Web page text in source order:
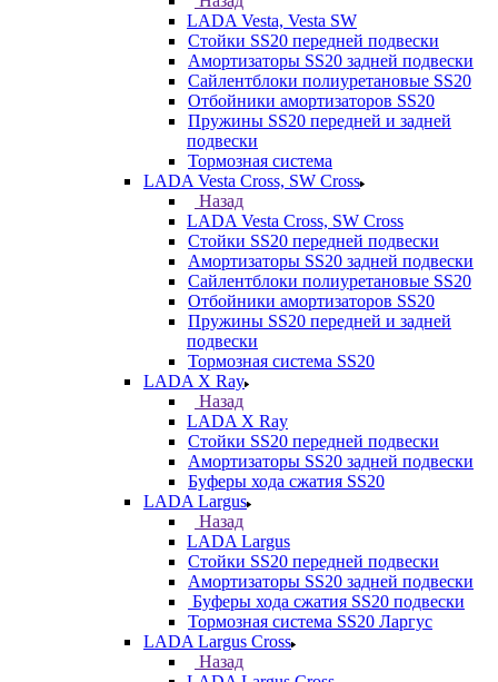
LADA Vesta, Vesta SW
Стойки SS20 передней подвески
Амортизаторы SS20 задней подвески
Сайлентблоки полиуретановые SS20
Отбойники амортизаторов SS20
Пружины SS20 передней и задней
подвески
Тормозная система
LADA Vesta Cross, SW Cross
Назад
LADA Vesta Cross, SW Cross
Стойки SS20 передней подвески
Амортизаторы SS20 задней подвески
Сайлентблоки полиуретановые SS20
Отбойники амортизаторов SS20
Пружины SS20 передней и задней
подвески
Тормозная система SS20
LADA X Ray
Назад
LADA X Ray
Стойки SS20 передней подвески
Амортизаторы SS20 задней подвески
Буферы хода сжатия SS20
LADA Largus
Назад
LADA Largus
Стойки SS20 передней подвески
Амортизаторы SS20 задней подвески
Буферы хода сжатия SS20 подвески
Тормозная система SS20 Ларгус
LADA Largus Cross
Назад